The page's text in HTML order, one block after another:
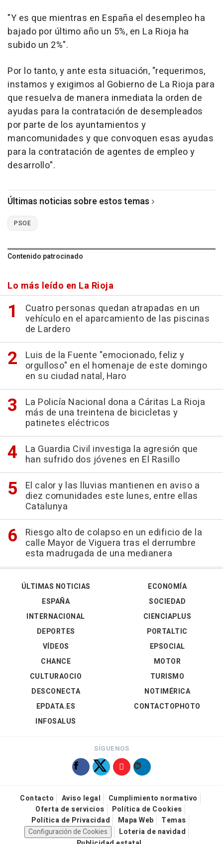
"Y es que mientras en España el desempleo ha
bajado por último año un 5%, en La Rioja ha
subido un 2%".
Por lo tanto, y ante esta situación, "requerimos,
instamos y exigimos al Gobierno de La Rioja para
que resuelva de manera inmediata la orden de
ayudas para la contratación de desempleados
por parte de los ayuntamientos y
mancomunidades y que convoquen esas ayudas
para la contratación de agentes de empleo y
desarrollo".
Últimas noticias sobre estos temas
PSOE
Contenido patrocinado
Lo más leído en La Rioja
Cuatro personas quedan atrapadas en un
vehículo en el aparcamiento de las piscinas
de Lardero
Luis de la Fuente "emocionado, feliz y
orgulloso" en el homenaje de este domingo
en su ciudad natal, Haro
La Policía Nacional dona a Cáritas La Rioja
más de una treintena de bicicletas y
patinetes eléctricos
La Guardia Civil investiga la agresión que
han sufrido dos jóvenes en El Rasillo
El calor y las lluvias mantienen en aviso a
diez comunidades este lunes, entre ellas
Catalunya
Riesgo alto de colapso en un edificio de la
calle Mayor de Viguera tras el derrumbre
esta madrugada de una medianera
ÚLTIMAS NOTICIAS
ESPAÑA
INTERNACIONAL
DEPORTES
VÍDEOS
ECONOMÍA
SOCIEDAD
CIENCIAPLUS
PORTALTIC
EPSOCIAL
CHANCE
CULTURAOCIO
DESCONECTA
EPDATA.ES
INFOSALUS
MOTOR
TURISMO
NOTIMÉRICA
CONTACTOPHOTO
SÍGUENOS
Contacto Aviso legal
Cumplimiento normativo
Oferta de servicios
Política de Cookies
Política de Privacidad
Mapa Web
Temas
Configuración de Cookies
Loteria de navidad